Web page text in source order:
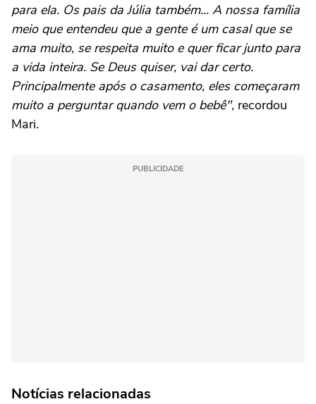
para ela. Os pais da Júlia também... A nossa família
meio que entendeu que a gente é um casal que se
ama muito, se respeita muito e quer ficar junto para
a vida inteira. Se Deus quiser, vai dar certo.
Principalmente após o casamento, eles começaram
muito a perguntar quando vem o bebê", recordou
Mari.
PUBLICIDADE
Notícias relacionadas